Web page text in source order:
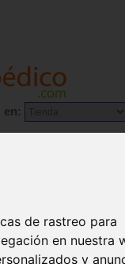
de rastreo para
en nuestra
y
en: